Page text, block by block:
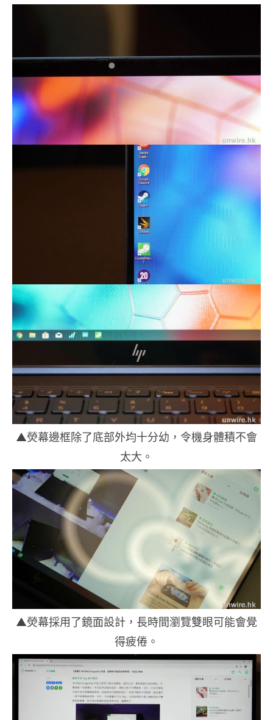
▲熒幕邊框除了底部外均十分幼，令機身體積不會
太大。
▲熒幕採用了鏡面設計，長時間瀏覽雙眼可能會覺
得疲倦。